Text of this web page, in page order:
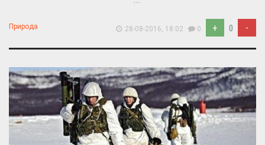
Природа 28-08-2016, 18:02 0 + 0 -